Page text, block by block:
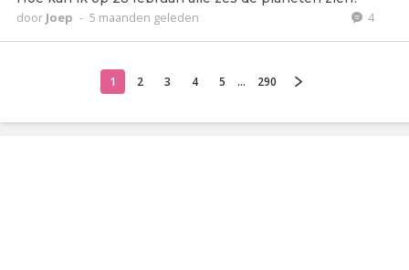
door Joep - 5 maanden geleden 4
1 2 3 4 5 ... 290